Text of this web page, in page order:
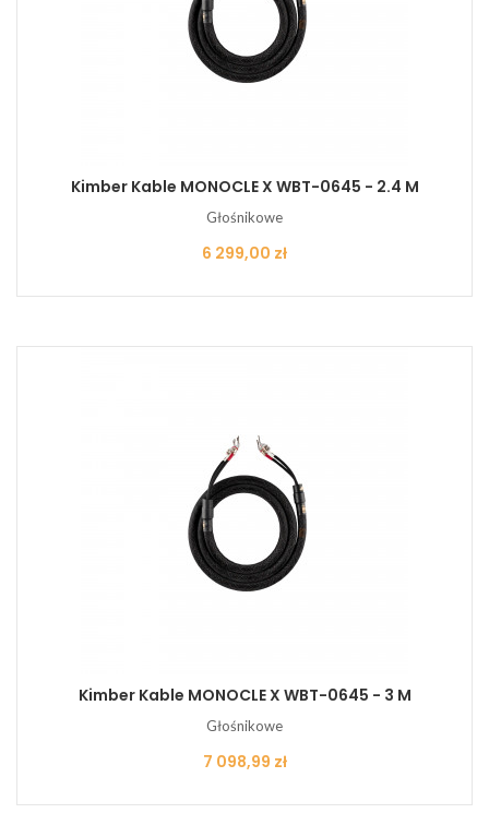
Kimber Kable MONOCLE X WBT-0645 - 2.4 M
Głośnikowe
Cena
6 299,00 zł
Kimber Kable MONOCLE X WBT-0645 - 3 M
Głośnikowe
Cena
7 098,99 zł